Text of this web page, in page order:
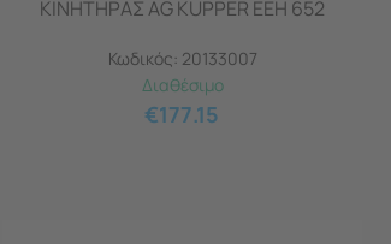
ΚΙΝΗΤΗΡΑΣ AG KUPPER EEH 652
Κωδικός: 20133007
Διαθέσιμο
€177.15